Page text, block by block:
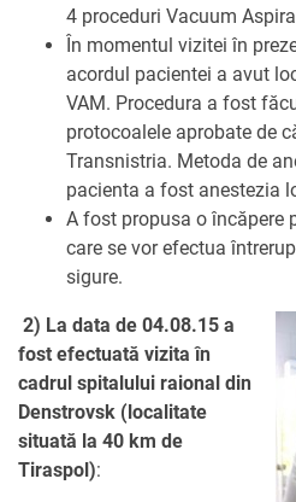
4 proceduri Vacuum
În momentul vizitei în
acordul pacientei a avut
VAM. Procedura a fost
protocoalele aprobate de
Transnistria. Metoda de
pacienta a fost anestezia
A fost propusa o încăpere
care se vor efectua
sigure.
2) La data de 04.08.15 a
fost efectuată vizita în
cadrul spitalului raional din
Denstrovsk (localitate
situată la 40 km de
Tiraspol):